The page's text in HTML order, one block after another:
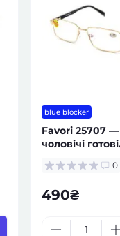
blue blocker
Favori 25707 —
чоловічі готові
0
490₴